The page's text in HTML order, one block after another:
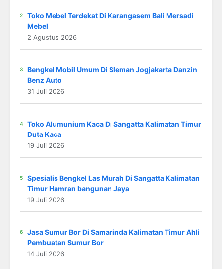
Toko Mebel Terdekat Di Karangasem Bali Mersadi
Mebel
2 Agustus 2026
Bengkel Mobil Umum Di Sleman Jogjakarta Danzin
Benz Auto
31 Juli 2026
Toko Alumunium Kaca Di Sangatta Kalimatan Timur
Duta Kaca
19 Juli 2026
Spesialis Bengkel Las Murah Di Sangatta Kalimatan
Timur Hamran bangunan Jaya
19 Juli 2026
Jasa Sumur Bor Di Samarinda Kalimatan Timur Ahli
Pembuatan Sumur Bor
14 Juli 2026